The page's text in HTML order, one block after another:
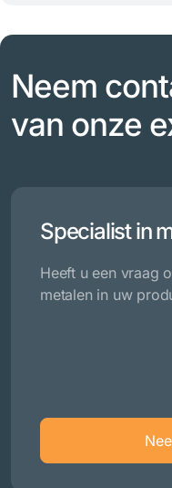
Neem
van onze
Specialist in
Heeft u een vraag
metalen in uw